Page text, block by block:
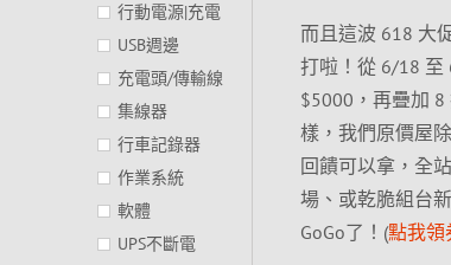
而且這波 618 大
打啦！從 6/18 至
$5000，再疊加
樣，我們原價屋
回饋可以拿，全
場、或乾脆組台
GoGo了！(點我領
行動電源|充電
USB週邊
充電頭/傳輸線
集線器
行車記錄器
作業系統
軟體
UPS不斷電